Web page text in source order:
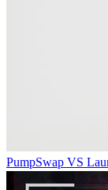
PumpSwap VS